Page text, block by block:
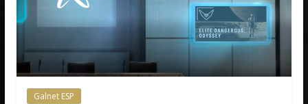
Galnet ESP